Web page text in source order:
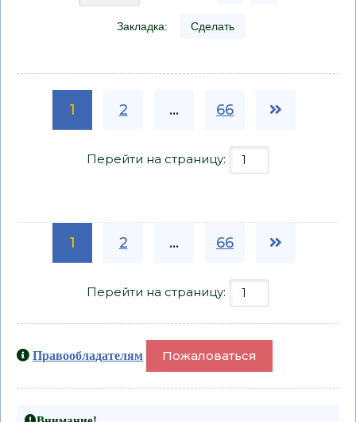
Закладка: Сделать
1 2 ... 66
Перейти на страницу:
1 2 ... 66
Перейти на страницу:
Правообладателям Пожаловаться